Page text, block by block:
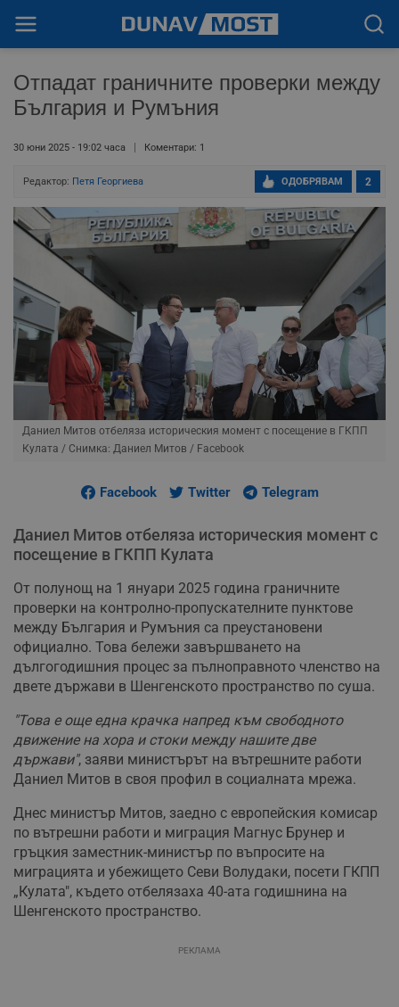
Отпадат граничните проверки между
България и Румъния
30 юни 2025 - 19:02 часа Коментари: 1
Редактор: Петя Георгиева 2
ОДОБРЯВАМ
Даниел Митов отбеляза историческия момент с посещение в ГКПП
Кулата / Снимка: Даниел Митов / Facebook
Facebook Twitter Telegram
Даниел Митов отбеляза историческия момент с
посещение в ГКПП Кулата
От полунощ на 1 януари 2025 година граничните
проверки на контролно-пропускателните пунктове
между България и Румъния са преустановени
официално. Това бележи завършването на
дългогодишния процес за пълноправното членство на
двете държави в Шенгенското пространство по суша.
"Това е още една крачка напред към свободното
движение на хора и стоки между нашите две
държави", заяви министърът на вътрешните работи
Даниел Митов в своя профил в социалната мрежа.
Днес министър Митов, заедно с европейския комисар
по вътрешни работи и миграция Магнус Брунер и
гръцкия заместник-министър по въпросите на
миграцията и убежището Севи Волудаки, посети ГКПП
„Кулата", където отбелязаха 40-ата годишнина на
Шенгенското пространство.
РЕКЛАМА